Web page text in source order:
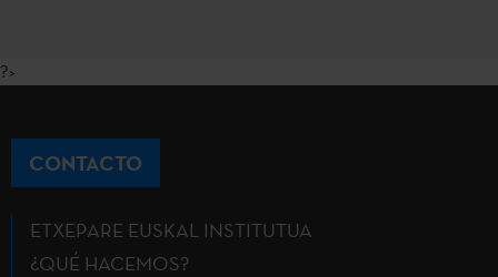
?>
CONTACTO
ETXEPARE EUSKAL INSTITUTUA
¿QUÉ HACEMOS?